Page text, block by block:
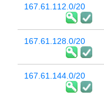
167.61.112.0/20
167.61.128.0/20
167.61.144.0/20